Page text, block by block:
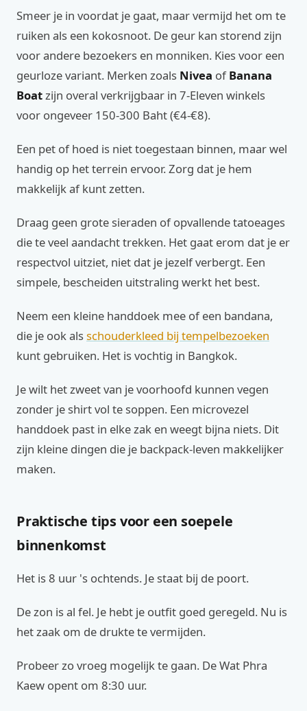
Smeer je in voordat je gaat, maar vermijd het om te
ruiken als een kokosnoot. De geur kan storend zijn
voor andere bezoekers en monniken. Kies voor een
geurloze variant. Merken zoals Nivea ofBanana
Boatzijn overal verkrijgbaar in 7-Eleven winkels
voor ongeveer 150-300 Baht (€4-€8).
Een pet of hoed is niet toegestaan binnen, maar wel
handig op het terrein ervoor. Zorg dat je hem
makkelijk af kunt zetten.
Draag geen grote sieraden of opvallende tatoeages
die te veel aandacht trekken. Het gaat erom dat je er
respectvol uitziet, niet dat je jezelf verbergt. Een
simpele, bescheiden uitstraling werkt het best.
Neem een kleine handdoek mee of een bandana,
die je ook alsschouderkleed bij tempelbezoeken
kunt gebruiken. Het is vochtig in Bangkok.
Je wilt het zweet van je voorhoofd kunnen vegen
zonder je shirt vol te soppen. Een microvezel
handdoek past in elke zak en weegt bijna niets. Dit
zijn kleine dingen die je backpack-leven makkelijker
maken.
Praktische tips voor een soepele
binnenkomst
Het is 8 uur 's ochtends. Je staat bij de poort.
De zon is al fel. Je hebt je outfit goed geregeld. Nu is
het zaak om de drukte te vermijden.
Probeer zo vroeg mogelijk te gaan. De Wat Phra
Kaew opent om 8:30 uur.